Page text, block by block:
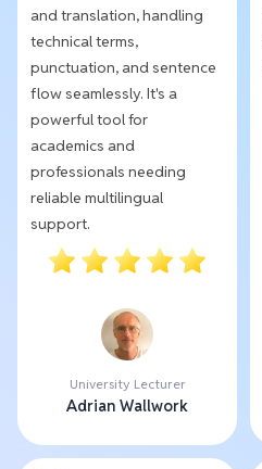
and translation, handling
technical terms,
punctuation, and sentence
flow seamlessly. It's a
powerful tool for
academics and
professionals needing
reliable multilingual
support.
University Lecturer
Adrian Wallwork